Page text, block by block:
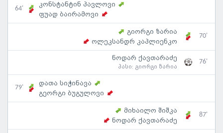
64'
კონსტანტინ პავლოვი
ფუად ბაირამოვი
გიორგი ზარია
ოლეკსანდრ კაპლიენკო
70'
ნოდარ ქავთარაძე
პასი: გიორგი ზარია
76'
79'
დათა სიჭინავა
გეორგი ბუგულოვი
მიხაილო შიშკა
ნოდარ ქავთარაძე
87'